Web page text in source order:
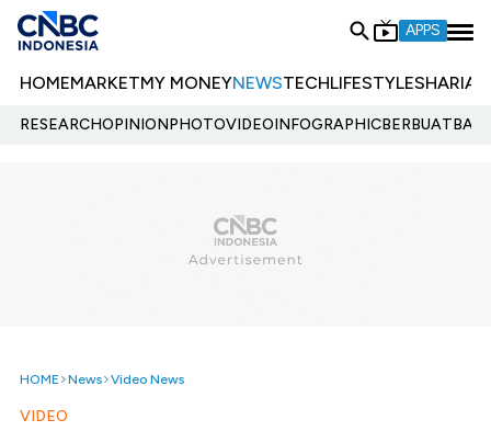
APPS
HOMEMARKETMY MONEYNEWSTECHLIFESTYLESHARIA
RESEARCHOPINIONPHOTOVIDEOINFOGRAPHIC
HOME News Video News
VIDEO